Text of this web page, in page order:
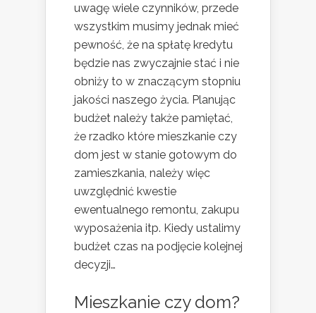
uwagę wiele czynników, przede
wszystkim musimy jednak mieć
pewność, że na spłatę kredytu
będzie nas zwyczajnie stać i nie
obniży to w znaczącym stopniu
jakości naszego życia. Planując
budżet należy także pamiętać,
że rzadko które mieszkanie czy
dom jest w stanie gotowym do
zamieszkania, należy więc
uwzględnić kwestie
ewentualnego remontu, zakupu
wyposażenia itp. Kiedy ustalimy
budżet czas na podjęcie kolejnej
decyzji…
Mieszkanie czy dom?